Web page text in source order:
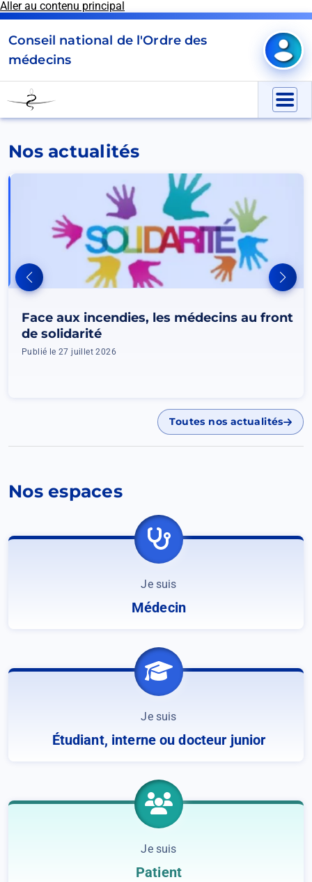
Aller au contenu principal
Menu
to
homepage
Conseil national de l'Ordre des
médecins
Mon
Nos actualités
Face aux incendies, les médecins au front
de solidarité
Publié le 27 juillet 2026
Toutes nos actualités
Nos espaces
Je suis
Médecin
Je suis
Étudiant, interne ou docteur junior
Je suis
Patient
Panneau de gestion des cookies